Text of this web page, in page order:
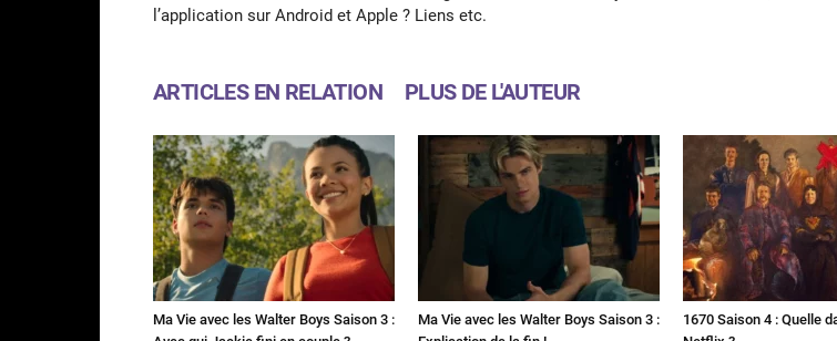
l’application sur Android et Apple ? Liens etc.
ARTICLES EN RELATION PLUS DE L'AUTEUR
Ma Vie avec les Walter Boys Saison 3 :
Ma Vie avec les Walter Boys Saison 3 :
1670 Saison 4 : Quelle